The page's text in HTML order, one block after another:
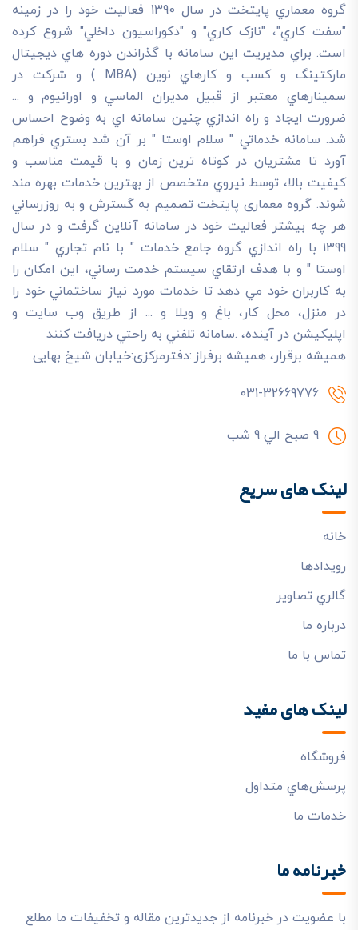
گروه معماري پايتخت در سال 1390 فعاليت خود را در زمينه
"سفت کاري"، "نازک کاري" و "دکوراسيون داخلي" شروع کرده
است. براي مديريت اين سامانه با گذراندن دوره هاي ديجيتال
مارکتينگ و کسب و کارهاي نوين (MBA ) و شرکت در
سمينارهاي معتبر از قبيل مديران الماسي و اورانيوم و ...
ضرورت ايجاد و راه اندازي چنين سامانه اي به وضوح احساس
شد. سامانه خدماتي " سلام اوستا " بر آن شد بستري فراهم
آورد تا مشتريان در کوتاه ترين زمان و با قيمت مناسب و
کيفيت بالا، توسط نيروي متخصص از بهترين خدمات بهره مند
شوند. گروه معماری پایتخت تصميم به گسترش و به روزرساني
هر چه بيشتر فعاليت خود در سامانه آنلاين گرفت و در سال
1399 با راه اندازي گروه جامع خدمات " با نام تجاري " سلام
اوستا " و با هدف ارتقاي سيستم خدمت رساني، اين امکان را
به کاربران خود مي دهد تا خدمات مورد نياز ساختماني خود را
در منزل، محل کار، باغ و ويلا و ... از طريق وب سايت و
اپليکيشن در آينده، .سامانه تلفني به راحتي دريافت کنند
هميشه برقرار، هميشه برفراز.:دفترمرکزی:خیابان شیخ بهایی
031-32669776
9 صبح الي 9 شب
لینک های سریع
خانه
رويدادها
گالري تصاوير
درباره ما
تماس با ما
لینک های مفید
فروشگاه
پرسش‌هاي متداول
خدمات ما
خبرنامه ما
با عضویت در خبرنامه از جدیدترین مقاله و تخفیفات ما مطلع